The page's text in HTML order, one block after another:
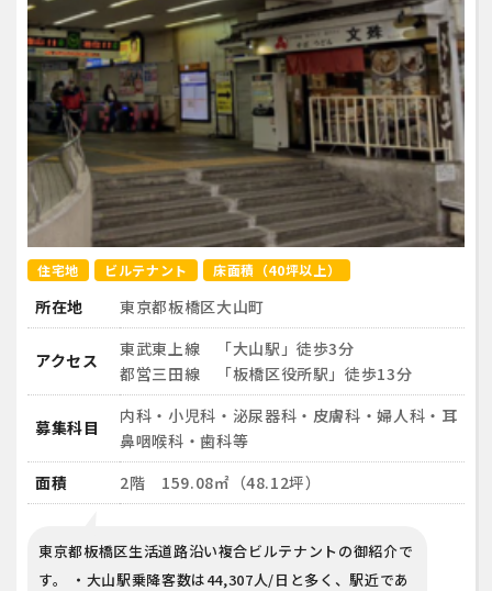
住宅地 ビルテナント 床面積（40坪以上）
所在地 東京都板橋区大山町
アクセス
東武東上線 「大山駅」徒歩3分
都営三田線 「板橋区役所駅」徒歩13分
募集科目
内科・小児科・泌尿器科・皮膚科・婦人科・耳
鼻咽喉科・歯科等
面積
2階 159.08㎡（48.12坪）
東京都板橋区生活道路沿い複合ビルテナントの御紹介で
す。 ・大山駅乗降客数は44,307人/日と多く、駅近であ